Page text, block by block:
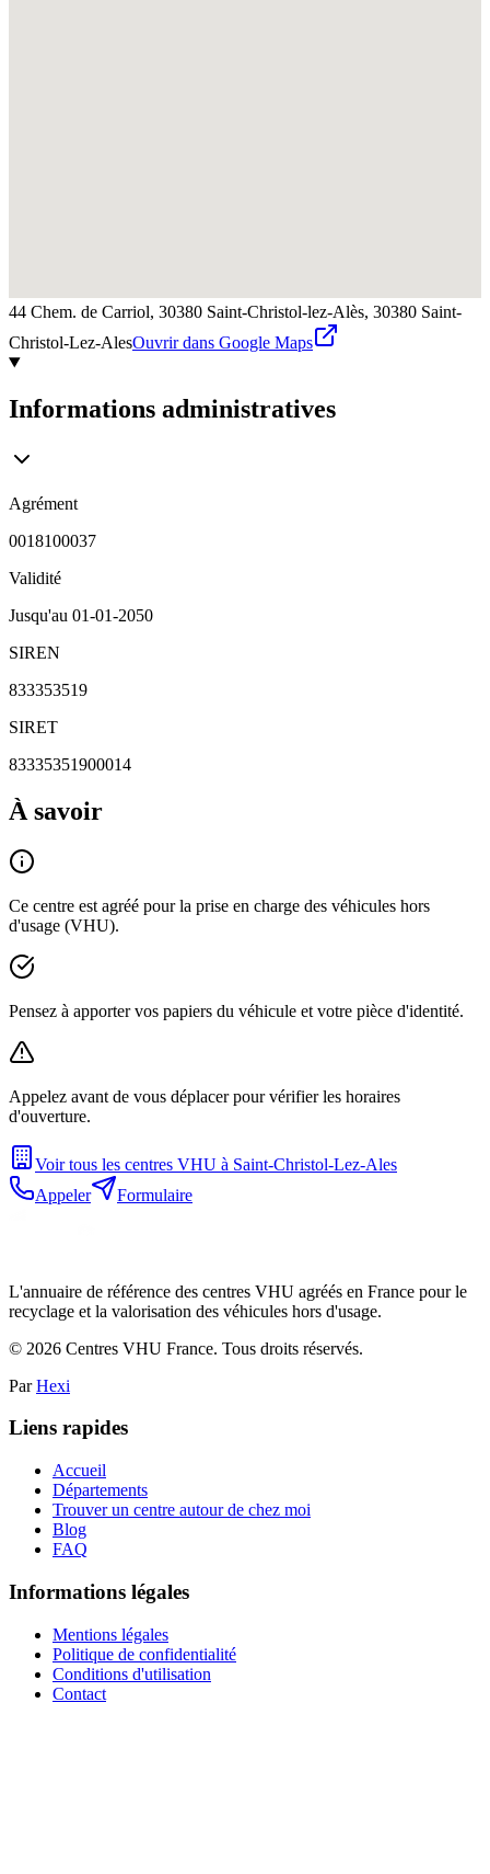
44 Chem. de Carriol, 30380 Saint-Christol-lez-Alès, 30380 Saint-
Christol-Lez-AlesOuvrir dans Google Maps
Informations administratives
Agrément
0018100037
Validité
Jusqu'au 01-01-2050
SIREN
833353519
SIRET
83335351900014
À savoir
Ce centre est agréé pour la prise en charge des véhicules hors
d'usage (VHU).
Pensez à apporter vos papiers du véhicule et votre pièce d'identité.
Appelez avant de vous déplacer pour vérifier les horaires
d'ouverture.
Voir tous les centres VHU à Saint-Christol-Lez-Ales
Appeler
Formulaire
L'annuaire de référence des centres VHU agréés en France pour le
recyclage et la valorisation des véhicules hors d'usage.
© 2026 Centres VHU France. Tous droits réservés.
Par Hexi
Liens rapides
Accueil
Départements
Trouver un centre autour de chez moi
Blog
FAQ
Informations légales
Mentions légales
Politique de confidentialité
Conditions d'utilisation
Contact